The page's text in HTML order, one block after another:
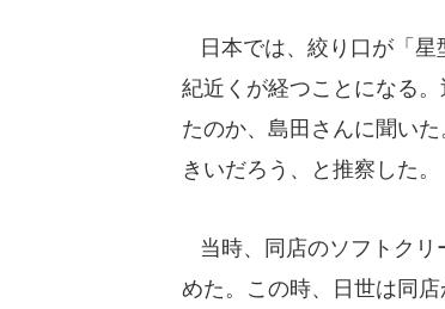
日本では、絞り口が「星
紀近くが経つことになる
たのか、島田さんに聞い
きいだろう、と推察した。
当時、同店のソフトクリ
めた。この時、日世は同